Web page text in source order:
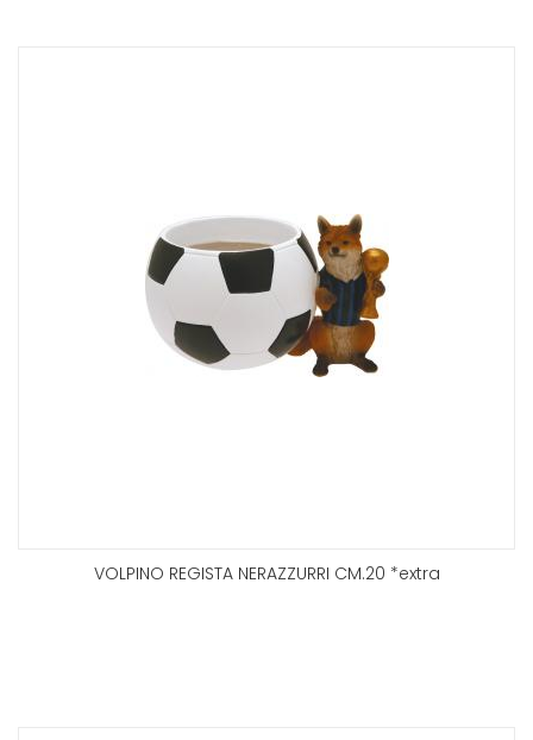
VOLPINO REGISTA NERAZZURRI CM.20 *extra